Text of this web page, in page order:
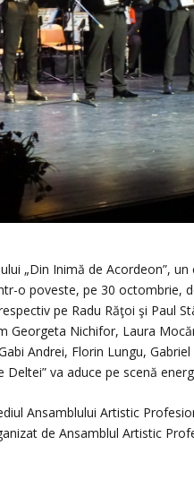
„Din Inimă de Acordeon”,
o poveste, pe 30 octombrie,
pe Radu Răţoi şi Paul
Nichifor, Laura
Andrei, Florin Lungu,
va aduce pe scenă
Ansamblului Artistic
de Ansamblul Artistic